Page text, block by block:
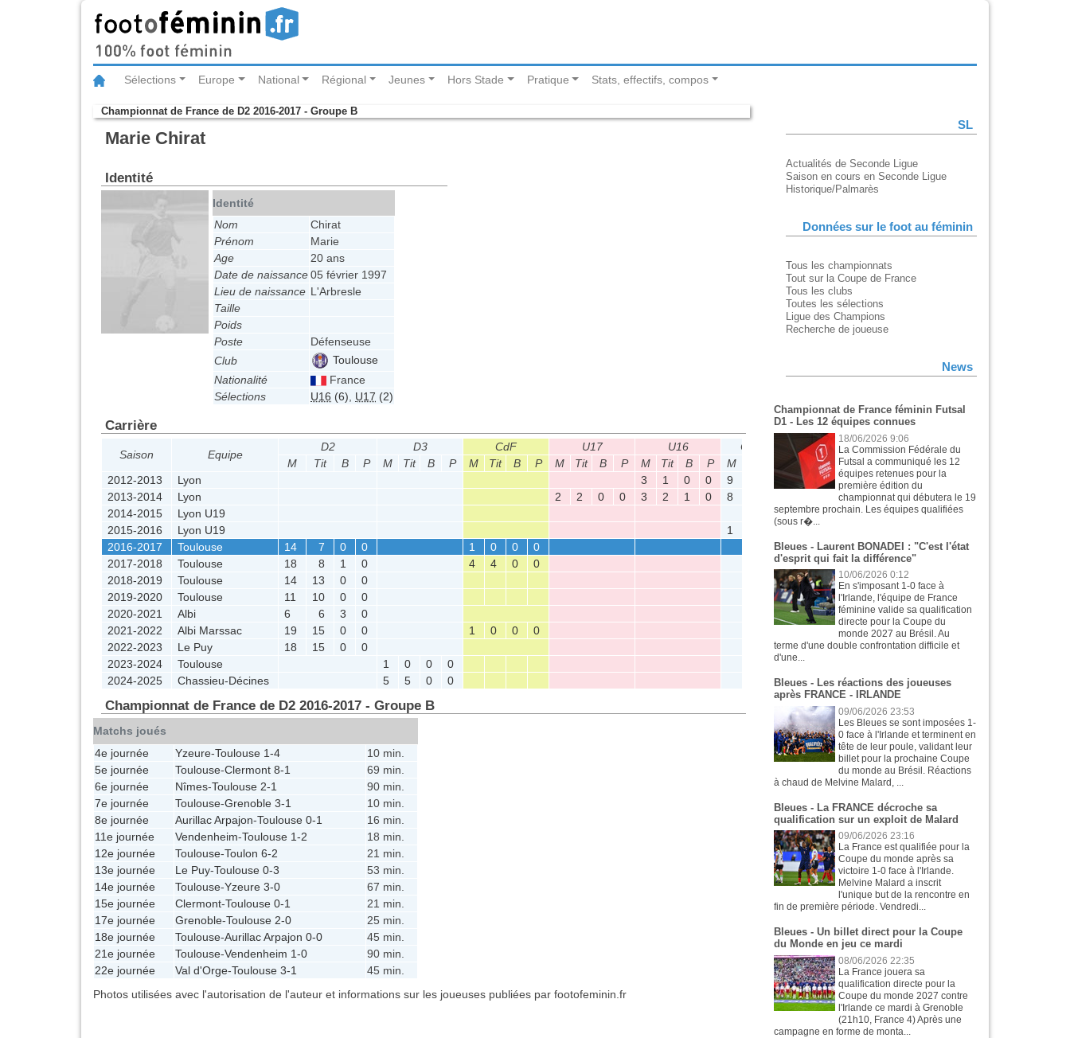
Sélections Europe National Régional Jeunes Hors Stade Pratique Stats, effectifs, compos
Championnat de France de D2 2016-2017 - Groupe B
Marie Chirat
Identité
Identité
Nom
Chirat
Prénom
Marie
Age
20 ans
Date de naissance05 février 1997
Lieu de naissance L'Arbresle
Taille
Poids
Poste
Défenseuse
Club
Toulouse
Nationalité
France
Sélections
U16 (6), U17 (2)
Carrière
Saison Equipe
D2 D3 CdF U17 U16 CNF U19 CNF U19 - ELCNF U19 - ELI - FIN
M
Tit B P M Tit B P M Tit B P M Tit B P M Tit B P M P M Tit B P M Tit B
2012-2013
Lyon 3 1 0 0 9
0
2013-2014
Lyon 2 2 0 0 3 2 1 0 8
2014-2015
Lyon U19
2015-2016
Lyon U19 1 1
2016-2017
Toulouse 14 7 0 0 1 0 0
0
2017-2018
Toulouse 18 8 1 0 4 4 0
0
2018-2019
Toulouse 14 13 0
0
2019-2020
Toulouse 11 10 0
0
2020-2021
Albi 6 6 3
0
2021-2022
Albi Marssac 19 15 0 0 1 0 0
0
2022-2023
Le Puy 18 15 0
0
2023-2024
Toulouse 1 0 0
0
2024-2025
Chassieu-Décines 5 5 0 0
Championnat de France de D2 2016-2017 - Groupe B
Matchs joués
4e journée
Yzeure-Toulouse 1-4
10 min.
5e journée
Toulouse-Clermont 8-1
69 min.
6e journée
Nîmes-Toulouse 2-1
90 min.
7e journée
Toulouse-Grenoble 3-1
10 min.
8e journée
Aurillac Arpajon-Toulouse 0-1
16 min.
11e journée
Vendenheim-Toulouse 1-2
18 min.
12e journée
Toulouse-Toulon 6-2
21 min.
13e journée
Le Puy-Toulouse 0-3
53 min.
14e journée
Toulouse-Yzeure 3-0
67 min.
15e journée
Clermont-Toulouse 0-1
21 min.
17e journée
Grenoble-Toulouse 2-0
25 min.
18e journée
Toulouse-Aurillac Arpajon 0-0
45 min.
21e journée
Toulouse-Vendenheim 1-0
90 min.
22e journée
Val d'Orge-Toulouse 3-1
45 min.
Photos utilisées avec l'autorisation de l'auteur et informations sur les joueuses publiées par footofeminin.fr
SL
Actualités de Seconde Ligue
Saison en cours en Seconde Ligue
Historique/Palmarès
Données sur le foot au féminin
Tous les championnats
Tout sur la Coupe de France
Tous les clubs
Toutes les sélections
Ligue des Champions
Recherche de joueuse
News
Championnat de France féminin Futsal
D1 - Les 12 équipes connues
18/06/2026 9:06
La Commission Fédérale du
Futsal a communiqué les 12
équipes retenues pour la
première édition du
championnat qui débutera le 19
septembre prochain. Les équipes qualifiées
(sous r�...
Bleues - Laurent BONADEI : "C'est l'état
d'esprit qui fait la différence"
10/06/2026 0:12
En s'imposant 1-0 face à
l'Irlande, l'équipe de France
féminine valide sa qualification
directe pour la Coupe du
monde 2027 au Brésil. Au
terme d'une double confrontation difficile et
d'une...
Bleues - Les réactions des joueuses
après FRANCE - IRLANDE
09/06/2026 23:53
Les Bleues se sont imposées 1-
0 face à l'Irlande et terminent en
tête de leur poule, validant leur
billet pour la prochaine Coupe
du monde au Brésil. Réactions
à chaud de Melvine Malard, ...
Bleues - La FRANCE décroche sa
qualification sur un exploit de Malard
09/06/2026 23:16
La France est qualifiée pour la
Coupe du monde après sa
victoire 1-0 face à l'Irlande.
Melvine Malard a inscrit
l'unique but de la rencontre en
fin de première période. Vendredi...
Bleues - Un billet direct pour la Coupe
du Monde en jeu ce mardi
08/06/2026 22:35
La France jouera sa
qualification directe pour la
Coupe du monde 2027 contre
l'Irlande ce mardi à Grenoble
(21h10, France 4) Après une
campagne en forme de monta...